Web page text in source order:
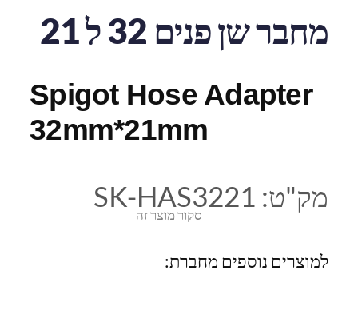
מחבר שן פנים 32 ל 21
Spigot Hose Adapter
32mm*21mm
סקור מוצר זה
מק"ט: SK-HAS3221
למוצרים נוספים מחברת: